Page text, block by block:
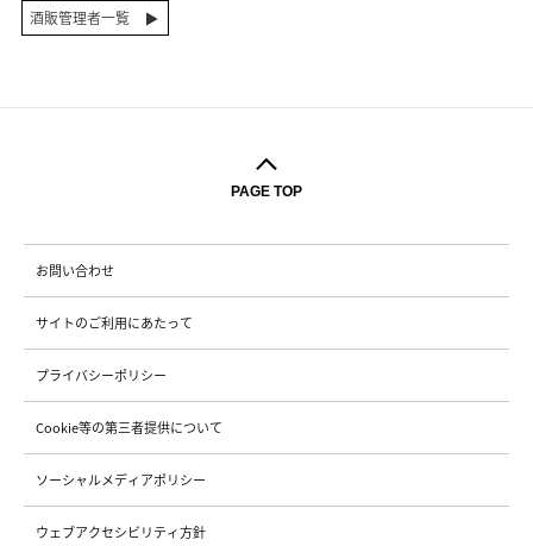
酒販管理者一覧
PAGE TOP
お問い合わせ
サイトのご利用にあたって
プライバシーポリシー
Cookie等の第三者提供について
ソーシャルメディアポリシー
ウェブアクセシビリティ方針